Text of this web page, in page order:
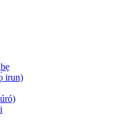
irun)